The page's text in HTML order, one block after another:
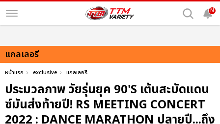
N
แกลเลอรี
หน้าแรก exclusive แกลเลอรี
ประมวลภาพ วัยรุ่นยุค 90'S เต้นสะบัดแดน
ซ์มันส่งท้ายปี! RS MEETING CONCERT
2022 : DANCE MARATHON ปลายปี...ถึง